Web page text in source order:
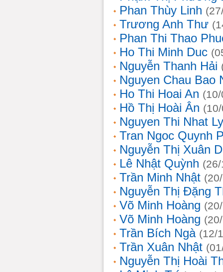
Phan Thùy Linh
Trương Anh Thư
Phan Thi Thao
Ho Thi Minh Duc
Nguyễn Thanh Hải
Nguyen Chau Bao
Ho Thi Hoai An
Hồ Thị Hoài Ân
Nguyen Thi Nhat Ly
Tran Ngoc Quynh
Nguyễn Thị Xuân
Lê Nhật Quỳnh
Trần Minh Nhật
Nguyễn Thị Đặng
Võ Minh Hoàng
Võ Minh Hoàng
Trần Bích Ngà (12/
Trần Xuân Nhật
Nguyễn Thị Hoài